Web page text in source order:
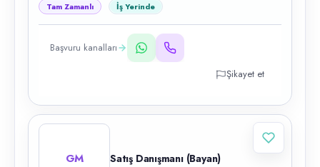
Tam Zamanlı İş Yerinde
Başvuru kanalları
Şikayet et
GM Satış Danışmanı (Bayan)